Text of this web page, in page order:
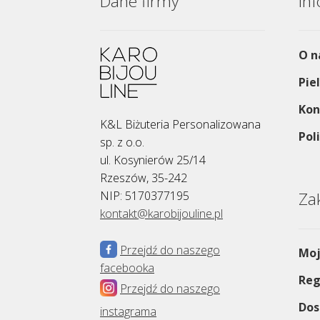
K&L Biżuteria Personalizowana
sp. z o.o.
ul. Kosynierów 25/14
Rzeszów, 35-242
NIP: 5170377195
kontakt@karobijouline.pl
Przejdź do naszego
facebooka
Przejdź do naszego
instagrama
O